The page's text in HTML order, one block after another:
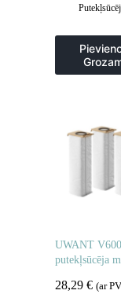
UWANT V600
putekļsūcēja
28,29 € (ar